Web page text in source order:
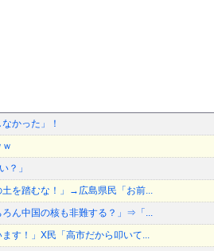
かった」！
？」
を踏むな！」→広島県民「お前...
ん中国の核も非難する？」⇒「...
す！」X民「高市だから叩いて...